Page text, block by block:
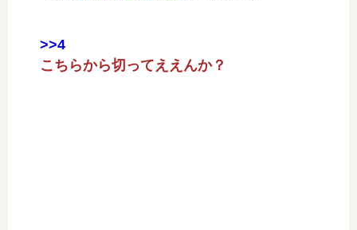
>>4
こちらから切ってええんか？